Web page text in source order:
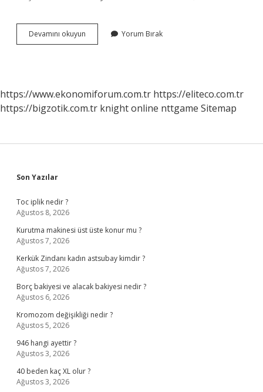
Devamını okuyun Bankadan
Pos
Yorum Bırak
https://www.ekonomiforum.com.tr https://eliteco.com.tr
https://bigzotik.com.tr knight online nttgame Sitemap
Sidebar
Son Yazılar
Toc iplik nedir ?
Ağustos 8, 2026
Kurutma makinesi üst üste konur mu ?
Ağustos 7, 2026
Kerkük Zindanı kadın astsubay kimdir ?
Ağustos 7, 2026
Borç bakiyesi ve alacak bakiyesi nedir ?
Ağustos 6, 2026
Kromozom değişikliği nedir ?
Ağustos 5, 2026
946 hangi ayettir ?
Ağustos 3, 2026
40 beden kaç XL olur ?
Ağustos 3, 2026